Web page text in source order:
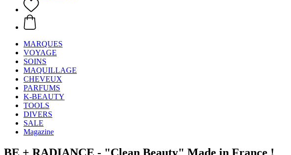
MARQUES
VOYAGE
SOINS
MAQUILLAGE
CHEVEUX
PARFUMS
K-BEAUTY
TOOLS
DIVERS
SALE
Magazine